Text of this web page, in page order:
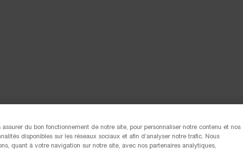
du bon fonctionnement de notre site, pour personnaliser notre contenu et nos
disponibles sur les réseaux sociaux et afin d’analyser notre trafic. Nous
quant à votre navigation sur notre site, avec nos partenaires analytiques,